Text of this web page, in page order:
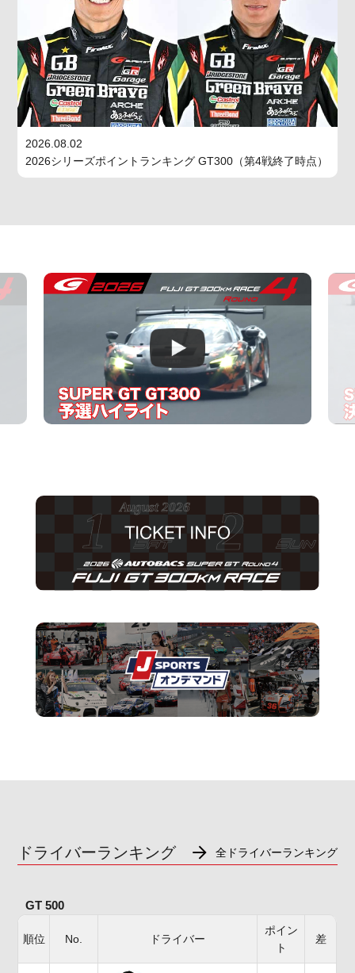
2026.08.02
2026シリーズポイントランキング GT300（第4戦終了時点）
ドライバーランキング 全ドライバーランキング
GT 500
順位 No. ドライバー
ポイン
ト
差